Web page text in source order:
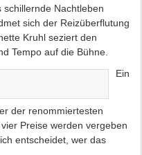
Nachtleben
sich der Reizüberflutung
Kruhl seziert den
Tempo auf die Bühne.
Ein
der renommiertesten
Preise werden vergeben
entscheidet, wer das